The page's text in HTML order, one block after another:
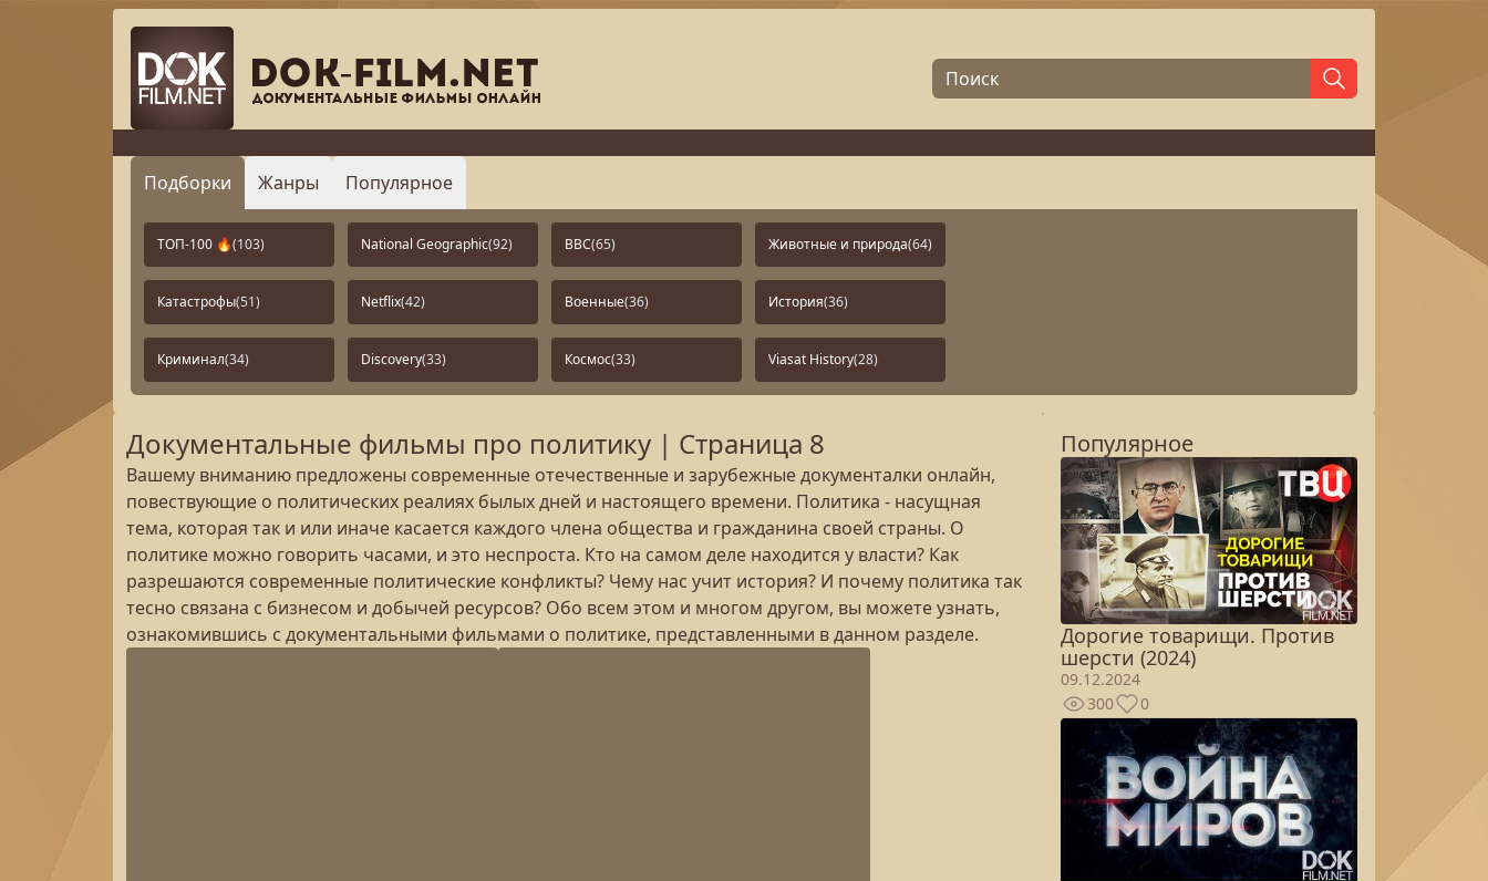
Подборки Жанры Популярное
ТОП-100 🔥(103) National Geographic(92) BBC(65) Животные и природа(64)
Катастрофы(51) Netflix(42) Военные(36) История(36)
Криминал(34) Discovery(33) Космос(33) Viasat History(28)
Документальные фильмы про политику | Страница 8
Вашему вниманию предложены современные отечественные и зарубежные документалки онлайн,
повествующие о политических реалиях былых дней и настоящего времени. Политика - насущная
тема, которая так и или иначе касается каждого члена общества и гражданина своей страны. О
политике можно говорить часами, и это неспроста. Кто на самом деле находится у власти? Как
разрешаются современные политические конфликты? Чему нас учит история? И почему политика так
тесно связана с бизнесом и добычей ресурсов? Обо всем этом и многом другом, вы можете узнать,
ознакомившись с документальными фильмами о политике, представленными в данном разделе.
Популярное
Дорогие товарищи. Против
шерсти (2024)
09.12.2024
300
0